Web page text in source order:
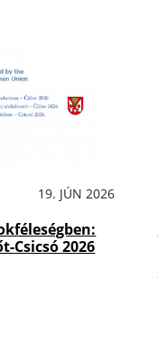
19. JÚN 2026
Csicsó 2026